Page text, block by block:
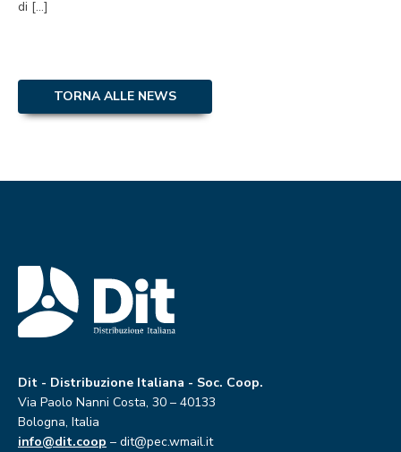
di […]
TORNA ALLE NEWS
Dit - Distribuzione Italiana - Soc. Coop.
Via Paolo Nanni Costa, 30 – 40133
Bologna, Italia
info@dit.coop – dit@pec.wmail.it